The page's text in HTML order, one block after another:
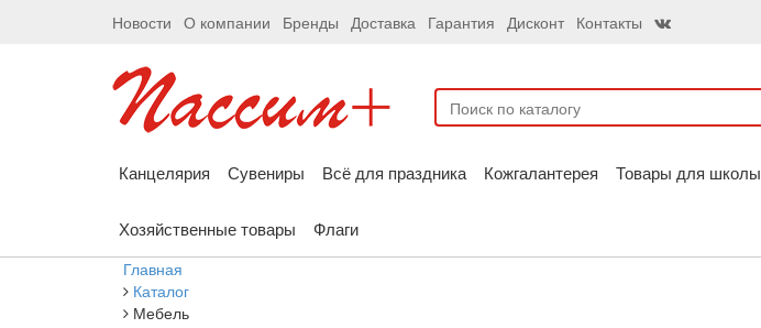
Новости О компании Бренды Доставка Гарантия Дисконт Контакты
Канцелярия Сувениры Всё для праздника Кожгалантерея Товары для школы
Хозяйственные товары Флаги
Главная
Каталог
Мебель